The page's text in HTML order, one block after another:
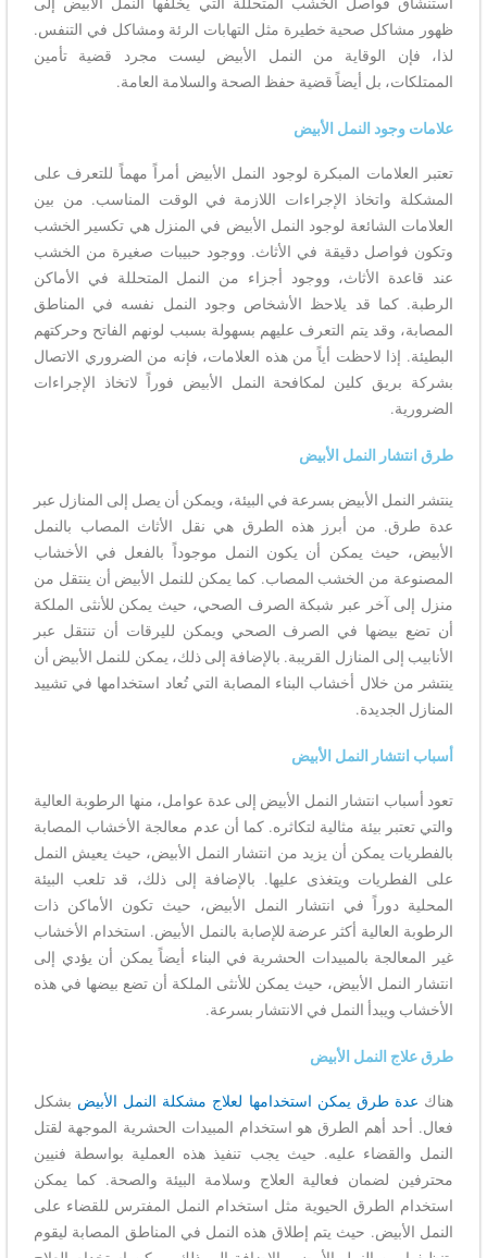
ظهور مشاكل صحية خطيرة مثل التهابات الرئة ومشاكل في التنفس.
لذا، فإن الوقاية من النمل الأبيض ليست مجرد قضية تأمين
الممتلكات، بل أيضاً قضية حفظ الصحة والسلامة العامة.
علامات وجود النمل الأبيض
تعتبر العلامات المبكرة لوجود النمل الأبيض أمراً مهماً للتعرف على
المشكلة واتخاذ الإجراءات اللازمة في الوقت المناسب. من بين
العلامات الشائعة لوجود النمل الأبيض في المنزل هي تكسير الخشب
وتكون فواصل دقيقة في الأثاث. ووجود حبيبات صغيرة من الخشب
عند قاعدة الأثاث، ووجود أجزاء من النمل المتحللة في الأماكن
الرطبة. كما قد يلاحظ الأشخاص وجود النمل نفسه في المناطق
المصابة، وقد يتم التعرف عليهم بسهولة بسبب لونهم الفاتح وحركتهم
البطيئة. إذا لاحظت أياً من هذه العلامات، فإنه من الضروري الاتصال
بشركة بريق كلين لمكافحة النمل الأبيض فوراً لاتخاذ الإجراءات
الضرورية.
طرق انتشار النمل الأبيض
ينتشر النمل الأبيض بسرعة في البيئة، ويمكن أن يصل إلى المنازل عبر
عدة طرق. من أبرز هذه الطرق هي نقل الأثاث المصاب بالنمل
الأبيض، حيث يمكن أن يكون النمل موجوداً بالفعل في الأخشاب
المصنوعة من الخشب المصاب. كما يمكن للنمل الأبيض أن ينتقل من
منزل إلى آخر عبر شبكة الصرف الصحي، حيث يمكن للأنثى الملكة
أن تضع بيضها في الصرف الصحي ويمكن لليرقات أن تنتقل عبر
الأنابيب إلى المنازل القريبة. بالإضافة إلى ذلك، يمكن للنمل الأبيض أن
ينتشر من خلال أخشاب البناء المصابة التي تُعاد استخدامها في تشييد
المنازل الجديدة.
أسباب انتشار النمل الأبيض
تعود أسباب انتشار النمل الأبيض إلى عدة عوامل، منها الرطوبة العالية
والتي تعتبر بيئة مثالية لتكاثره. كما أن عدم معالجة الأخشاب المصابة
بالفطريات يمكن أن يزيد من انتشار النمل الأبيض، حيث يعيش النمل
على الفطريات ويتغذى عليها. بالإضافة إلى ذلك، قد تلعب البيئة
المحلية دوراً في انتشار النمل الأبيض، حيث تكون الأماكن ذات
الرطوبة العالية أكثر عرضة للإصابة بالنمل الأبيض. استخدام الأخشاب
غير المعالجة بالمبيدات الحشرية في البناء أيضاً يمكن أن يؤدي إلى
انتشار النمل الأبيض، حيث يمكن للأنثى الملكة أن تضع بيضها في هذه
الأخشاب ويبدأ النمل في الانتشار بسرعة.
طرق علاج النمل الأبيض
هناك عدة طرق يمكن استخدامها لعلاج مشكلة النمل الأبيض بشكل
فعال. أحد أهم الطرق هو استخدام المبيدات الحشرية الموجهة لقتل
النمل والقضاء عليه. حيث يجب تنفيذ هذه العملية بواسطة فنيين
محترفين لضمان فعالية العلاج وسلامة البيئة والصحة. كما يمكن
استخدام الطرق الحيوية مثل استخدام النمل المفترس للقضاء على
النمل الأبيض. حيث يتم إطلاق هذه النمل في المناطق المصابة ليقوم